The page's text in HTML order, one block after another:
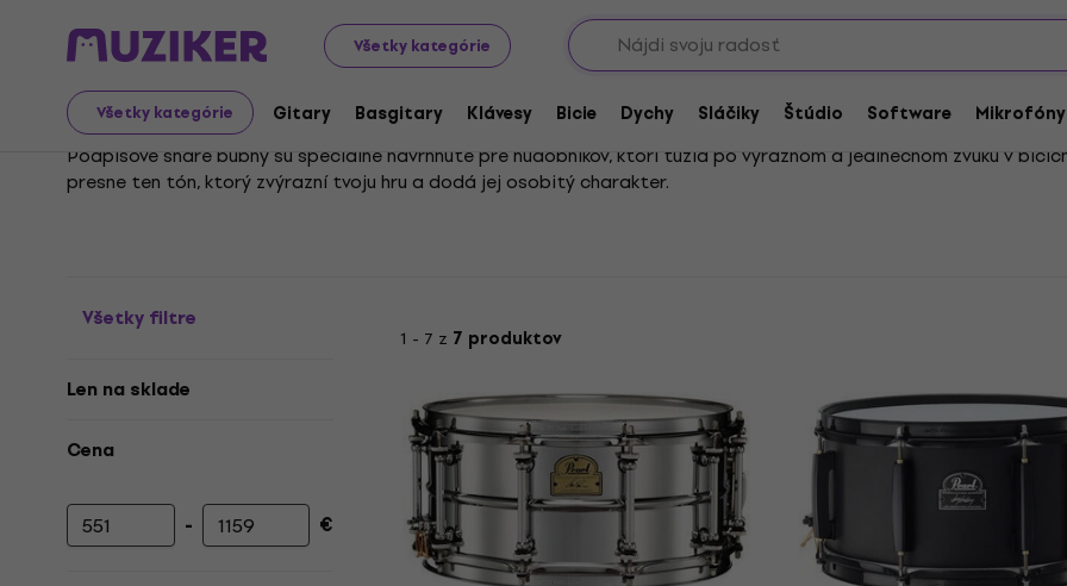
Všetky kategórie
Všetky kategórie Gitary Basgitary Klávesy Bicie Dychy Sláčiky Štúdio Software Mikrofóny
Hudobné nástroje Bicie Akustické bicie Snare bubny - Rytmičáky
Podpisové Snare bubny
Podpisové snare bubny sú špeciálne navrhnuté pre hudobníkov, ktorí túžia po výraznom a jedinečnom zvuku v
presne ten tón, ktorý zvýrazní tvoju hru a dodá jej osobitý charakter.
Všetky filtre
Len na sklade
Cena
Minimálna cena
- Maximálna cena
€
1 - 7 z 7 produktov